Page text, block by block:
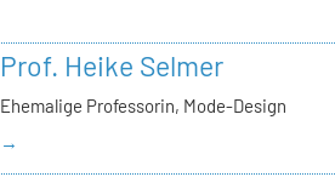
Prof. Heike Selmer
Ehemalige Professorin, Mode-Design
→